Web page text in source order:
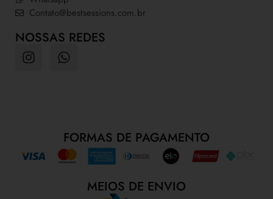
Contato@bestsessions.com.br
NOSSAS REDES
FORMAS DE PAGAMENTO
MEIOS DE ENVIO